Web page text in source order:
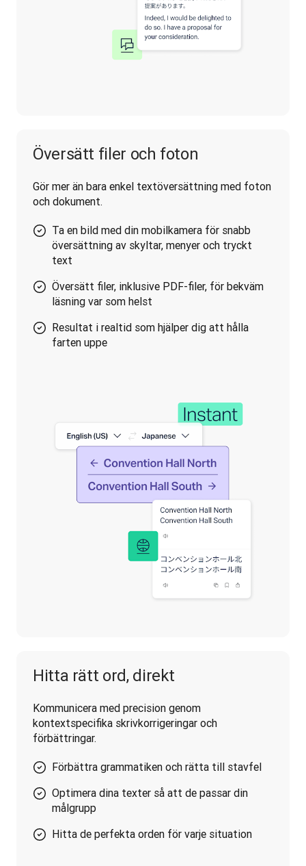
Översätt filer och foton
Gör mer än bara enkel textöversättning med foton
och dokument.
Ta en bild med din mobilkamera för snabb
översättning av skyltar, menyer och tryckt
text
Översätt filer, inklusive PDF-filer, för bekväm
läsning var som helst
Resultat i realtid som hjälper dig att hålla
farten uppe
Hitta rätt ord, direkt
Kommunicera med precision genom
kontextspecifika skrivkorrigeringar och
förbättringar.
Förbättra grammatiken och rätta till stavfel
Optimera dina texter så att de passar din
målgrupp
Hitta de perfekta orden för varje situation